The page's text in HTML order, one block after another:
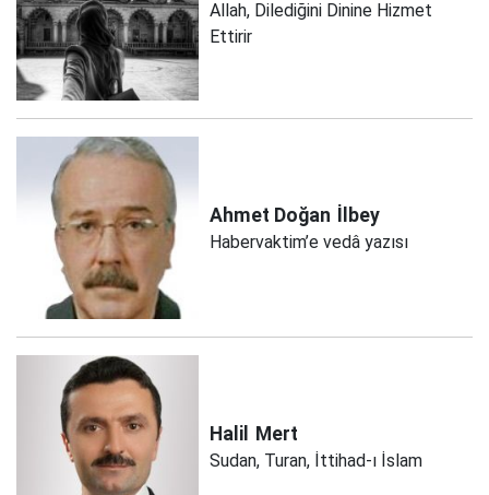
Allah, Dilediğini Dinine Hizmet
Ettirir
Ahmet Doğan İlbey
Habervaktim’e vedâ yazısı
Halil Mert
Sudan, Turan, İttihad-ı İslam